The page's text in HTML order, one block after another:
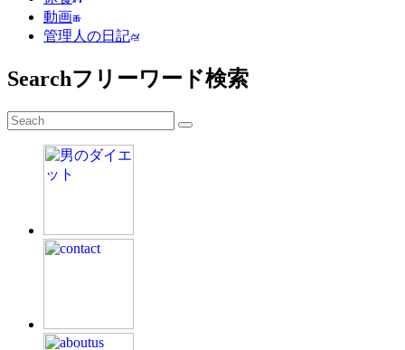
動画
管理人の日記
Searchフリーワード検索